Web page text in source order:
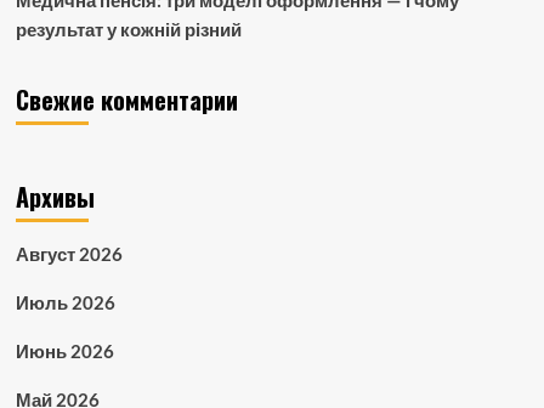
результат у кожній різний
Свежие комментарии
Архивы
Август 2026
Июль 2026
Июнь 2026
Май 2026